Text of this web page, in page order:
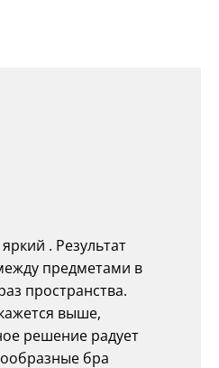
. Результат
предметами в
пространства.
выше,
решение радует
бра